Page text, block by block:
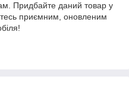
Придбайте даний товар у
приємним, оновленим